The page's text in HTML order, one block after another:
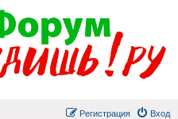
Вход
Регистрация